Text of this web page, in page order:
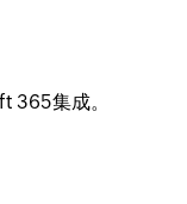
365集成。